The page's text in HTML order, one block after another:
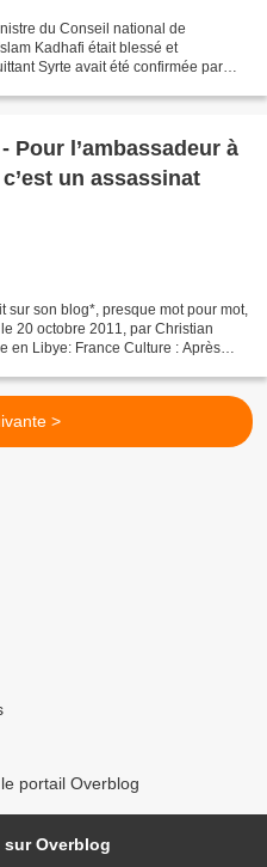
du Conseil national de
Kadhafi était blessé et
Syrte avait été confirmée par
Pour l’ambassadeur à
un assassinat
son blog*, presque mot pour mot,
20 octobre 2011, par Christian
en Libye: France Culture : Après
>
portail Overblog
Overblog